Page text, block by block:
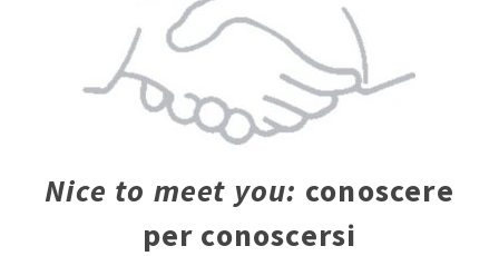
Nice to meet you: conoscere
per conoscersi